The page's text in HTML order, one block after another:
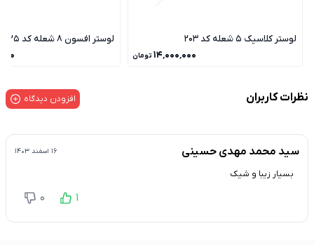
لوستر کلاسیک 5 شعله کد 203
۱۴٬۰۰۰٬۰۰۰ تومان
لوستر افسون 8 شعله کد 225
نظرات کاربران افزودن دیدگاه
سید محمد مهدی حسینی ۱۶ اسفند ۱۴۰۳
بسیار زیبا و شیک
1
0